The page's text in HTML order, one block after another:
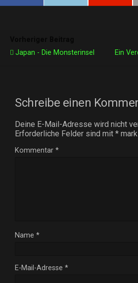
Japan - Die Monsterinsel
Ein
Schreibe einen
Deine E-Mail-Adresse wird nicht
Erforderliche Felder sind mit *
Kommentar *
Name *
E-Mail-Adresse *